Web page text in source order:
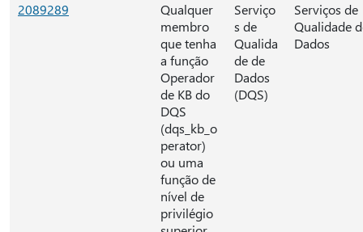
2089289
Qualquer
membro
que tenha
a função
Operador
de KB do
DQS
(dqs_kb_o
perator)
ou uma
função de
nível de
privilégio
Serviço
s de
Qualida
de de
Dados
(DQS)
Serviços de
Qualidade
Dados